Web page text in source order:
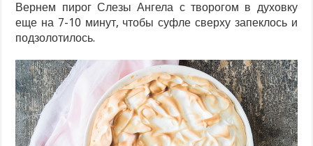
Вернем пирог Слезы Ангела с творогом в духовку
еще на 7-10 минут, чтобы суфле сверху запеклось и
подзолотилось.